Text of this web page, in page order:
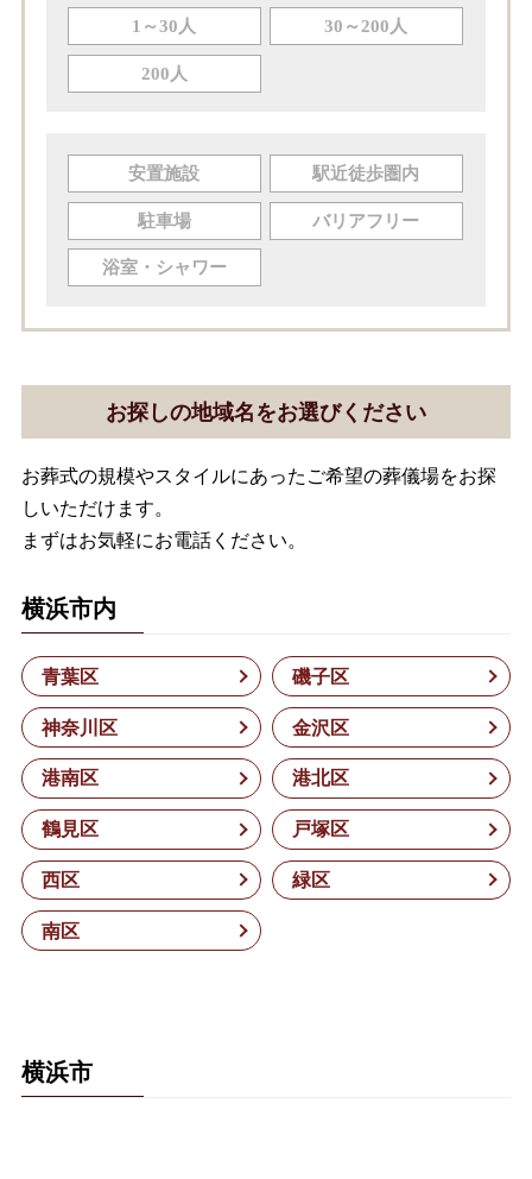
1～30人 30～200人
200人
安置施設 駅近徒歩圏内
駐車場 バリアフリー
浴室・シャワー
お探しの地域名をお選びください
お葬式の規模やスタイルにあったご希望の葬儀場をお探
しいただけます。
まずはお気軽にお電話ください。
横浜市内
青葉区 磯子区
神奈川区 金沢区
港南区 港北区
鶴見区 戸塚区
西区 緑区
南区
横浜市